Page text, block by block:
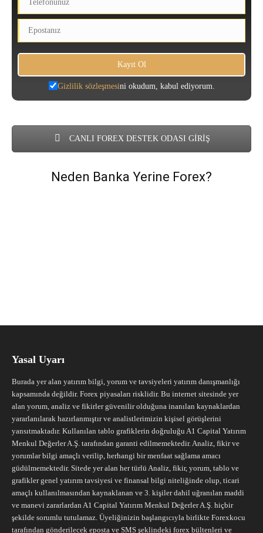
Gizlilik sözleşmesini okudum, kabul ediyorum.
CANLI FOREX DESTEK ODASI GİRİŞ
Neden Banka Yerine Forex?
Yasal Uyarı
Burada yer alan yatırım bilgi, yorum ve tavsiyeleri yatırım danışmanlığı
kapsamında değildir. Forex piyasaları risklidir. Bu internet sitesinde yer
alan yorum, analiz ve fikirler güvenilir olduğuna inanılan kaynaklardan
yararlanılarak hazırlanmıştır ve analistlerimizin kişisel görüşlerini
yansıtmaktadır. Kullanılan tablo grafiklerin doğruluğu A1 Capital Yatırım
Menkul Değerler A.Ş. tarafından garanti edilmemektedir. Analiz, fikir ve
yorumlar bilgi amaçlı verilip, herhangi bir menfaat sağlama amacı
güdülmemektedir. Sitede yer alan her türlü Analiz, fikir, yorum, tablo ve
grafikler genel yatırım tavsiyesi ve finansal bilgi niteliğinde olup, ticari
amaçlı kullanılmasından kaynaklanan ve 3. kişiler dahil uğranılan maddi
ve manevi zararlardan A1 Capital Yatırım Menkul Değerler A.Ş. hiçbir
şekilde sorumlu tutulamaz. Üyeliğinizin başlangıcıyla birlikte Forexkocu
tarafından gönderilecek eposta ve SMS şeklindeki forex bültenleri ve